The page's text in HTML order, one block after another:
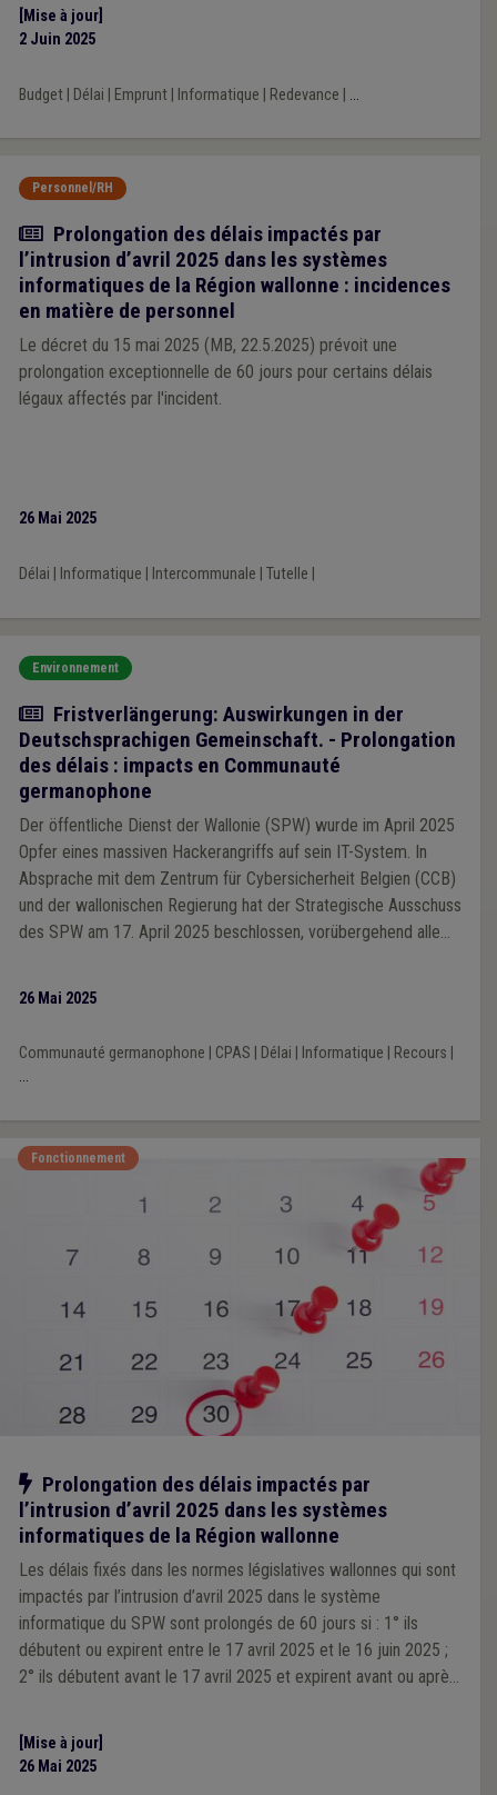
[Mise à jour]
2 Juin 2025
Budget| Délai Emprunt| Informatique Redevance ...
Personnel/RH
Actualité
Prolongation des délais impactés par
l’intrusion d’avril 2025 dans les systèmes
informatiques de la Région wallonne : incidences
en matière de personnel
Le décret du 15 mai 2025 (MB, 22.5.2025) prévoit une
prolongation exceptionnelle de 60 jours pour certains délais
légaux affectés par l'incident.
26 Mai 2025
Délai Informatique Intercommunale Tutelle
Environnement
Actualité
Fristverlängerung: Auswirkungen in der
Deutschsprachigen Gemeinschaft. - Prolongation
des délais : impacts en Communauté
germanophone
Der öffentliche Dienst der Wallonie (SPW) wurde im April 2025
Opfer eines massiven Hackerangriffs auf sein IT-System. In
Absprache mit dem Zentrum für Cybersicherheit Belgien (CCB)
und der wallonischen Regierung hat der Strategische Ausschuss
des SPW am 17. April 2025 beschlossen, vorübergehend alle
auch die in den wallonischen Normen festgelegten Fristen, die
die die IT-Umgebung des SPW nutzen, oder die Nutzer dieser
Dienste gelten, von diesem Vorfall betroffen. Daher sieht der
Erlass vom 15. Mai 2025 (M.B., 22.5.2025) vor, dass die in den
wallonischen gesetzlichen Normen festgelegten Fristen, die
von dem Eindringen in das IT-System des SPW im April 2025
betroffen sind, um 60 Tage verlängert werden, wenn: 1° sie
oder ablaufen; 2° sie vor dem 17. April 2025 beginnen und vor
26 Mai 2025
Communauté germanophone CPAS Délai Informatique Recours
...
Fonctionnement
Notre action
Prolongation des délais impactés par
l’intrusion d’avril 2025 dans les systèmes
informatiques de la Région wallonne
Les délais fixés dans les normes législatives wallonnes qui sont
impactés par l’intrusion d’avril 2025 dans le système
informatique du SPW sont prolongés de 60 jours si : 1° ils
débutent ou expirent entre le 17 avril 2025 et le 16 juin 2025 ;
2° ils débutent avant le 17 avril 2025 et expirent avant ou après
[Mise à jour]
26 Mai 2025